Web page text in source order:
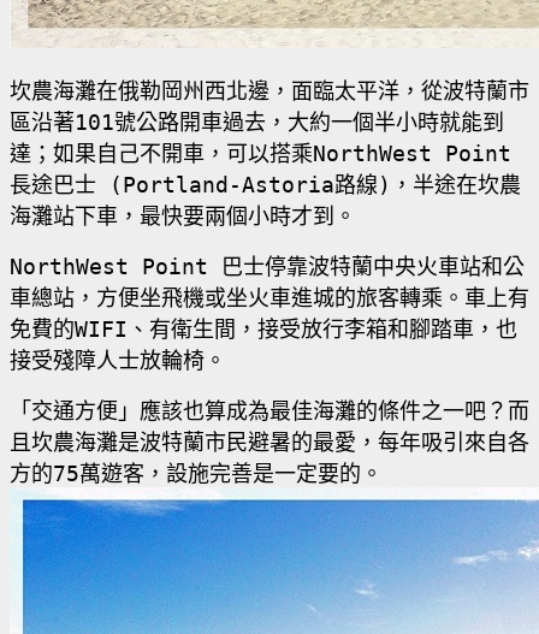
坎農海灘在俄勒岡州西北邊，面臨太平洋，從波特蘭市
區沿著101號公路開車過去，大約一個半小時就能到
達；如果自己不開車，可以搭乘NorthWest Point
長途巴士
(Portland-Astoria路線) ，半途在坎農
海灘站下車，最快要兩個小時才到。
NorthWest Point 巴士停靠波特蘭中央火車站和公
車總站，方便坐飛機或坐火車進城的旅客轉乘。車上有
免費的WIFI 、有衛生間，接受放行李箱和腳踏車，也
接受殘障人士放輪椅。
「交通方便」應該也算成為最佳海灘的條件之一吧？而
且坎農海灘是波特蘭市民避暑的最愛，每年吸引來自各
方的75萬遊客，設施完善是一定要的。